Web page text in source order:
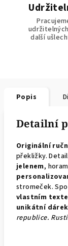
další
Popis
Detailní
Originální
překližky.
jelenem,
stromeček.
vlastním
unikátní dárek
republice.